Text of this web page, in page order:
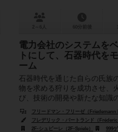
電力会社のシステムを
トにして、石器時代を
ーム
石器時代を通じた自らの氏族
物を求める狩りを成功させ、
び、技術の開発や新たな知識
場への到達を目指し、勢力拡
フリードマン・フリーゼ（Friedemann
フレデリック・バートランド（Fréderic
2F-シュピーレ（2F-Spiele）
999